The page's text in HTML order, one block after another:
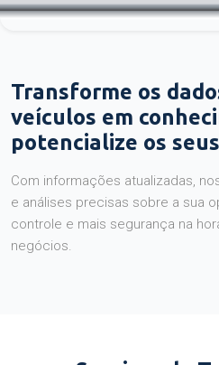
Transforme os
veículos em
potencialize os
Com informações atualizadas,
e análises precisas sobre a sua
controle e mais segurança na
negócios.